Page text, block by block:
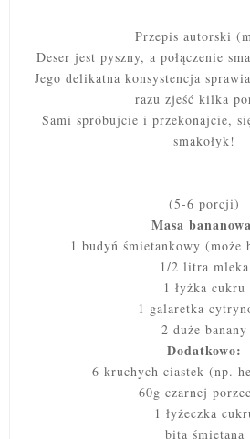
Przepis autorski
Deser jest pyszny, a połączenie
Jego delikatna konsystencja
razu zjeść kilka
Sami spróbujcie i przekonajcie,
smakołyk!
(5-6 porcji)
Masa
1 budyń śmietankowy
1/2 litra mleka
1 łyżka cukru
1 galaretka
2 duże banany
Dodatkowo:
6 kruchych ciastek (np.
60g czarnej
1 łyżeczka
bita śmietana